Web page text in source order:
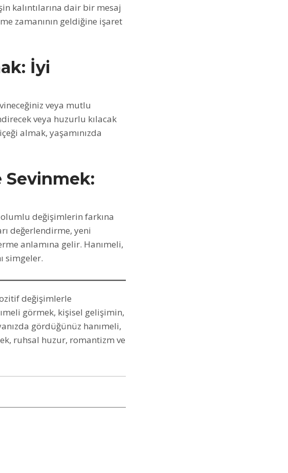
kalıntılarına dair bir mesaj
zamanının geldiğine işaret
İyi
veya mutlu
veya huzurlu kılacak
almak, yaşamınızda
Sevinmek:
değişimlerin farkına
değerlendirme, yeni
anlamına gelir. Hanımeli,
simgeler.
değişimlerle
görmek, kişisel gelişimin,
gördüğünüz hanımeli,
ruhsal huzur, romantizm ve